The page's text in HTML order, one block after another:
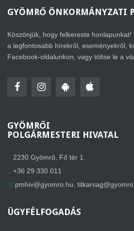
GYÖMRŐ ÖNKORMÁNYZATI
Köszönjük, hogy felkereste honlapunkat!
a legfontosabb hírekről, eseményekről,
Facebook-oldalunkon, vagy töltse le a
GYÖMRŐI
POLGÁRMESTERI HIVATAL
2230 Gyömrő, Fő tér 1.
+36 29 330 011
pmhiv@gyomro.hu
ÜGYFÉLFOGADÁS